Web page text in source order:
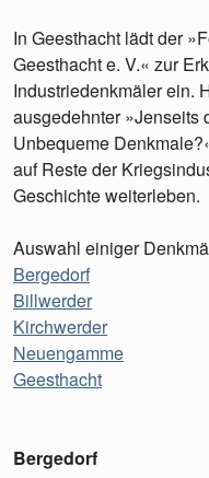
In Geesthacht lädt der
Geesthacht e. V.« zur
Industriedenkmäler ein.
ausgedehnter »Jenseits
Unbequeme
auf Reste der
Geschichte weiterleben.
Auswahl einiger
Bergedorf
Billwerder
Kirchwerder
Neuengamme
Geesthacht
Bergedorf